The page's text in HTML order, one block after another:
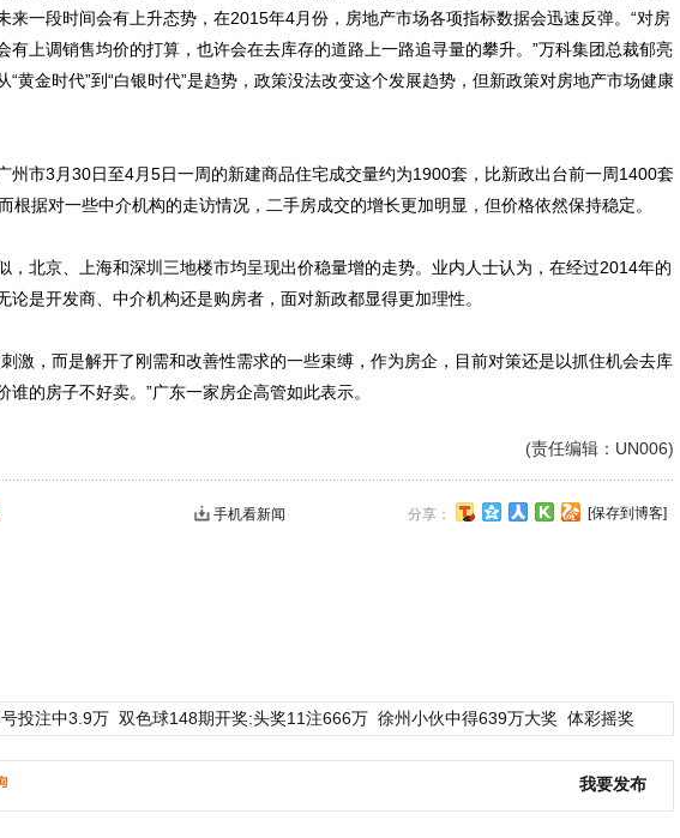
来一段时间会有上升态势，在2015年4月份，房地产市场各项指标数据会迅速反弹。“对房
有上调销售均价的打算，也许会在去库存的道路上一路追寻量的攀升。”万科集团总裁郁亮
“黄金时代”到“白银时代”是趋势，政策没法改变这个发展趋势，但新政策对房地产市场健康
市3月30日至4月5日一周的新建商品住宅成交量约为1900套，比新政出台前一周1400套
根据对一些中介机构的走访情况，二手房成交的增长更加明显，但价格依然保持稳定。
北京、上海和深圳三地楼市均呈现出价稳量增的走势。业内人士认为，在经过2014年的
论是开发商、中介机构还是购房者，面对新政都显得更加理性。
，而是解开了刚需和改善性需求的一些束缚，作为房企，目前对策还是以抓住机会去库
谁的房子不好卖。”广东一家房企高管如此表示。
(责任编辑：UN006)
分享： [保存到博客]
手机看新闻
投注中3.9万 双色球148期开奖:头奖11注666万 徐州小伙中得639万大奖 体彩摇奖
我要发布
动物系恋人啊 | 钟欣潼体验爱情哲学 南方有乔木 | “科创CP”渐入佳境